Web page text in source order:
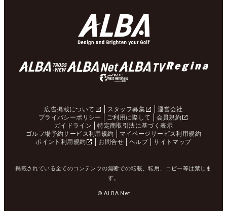
広告掲載について スタッフ募集
運営会社
プライバシーポリシー
ご利用に際して
会員規約
ガイドライン
特定商取引法に基づく表示
ゴルフ場予約サービス利用規約
マイページサービス利用規約
ポイント利用規約
お問合せ ヘルプ サイトマップ
掲載されている全てのコンテンツの無断での転載、転用、コピー等は禁じま
す。
© ALBA Net